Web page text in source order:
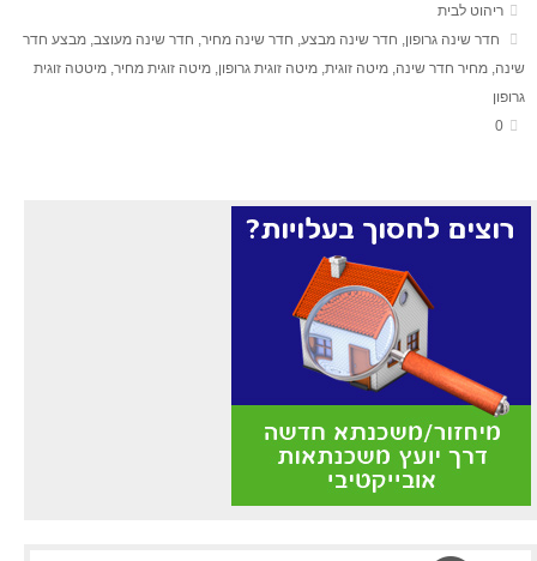
ריהוט לבית
חדר שינה גרופון חדר שינה מבצע, חדר שינה מחיר, חדר שינה מעוצב, מבצע חדר
שינה מחיר חדר שינה מיטה זוגית מיטה זוגית גרופון מיטה זוגית מחיר מיטטה זוגית
גרופון
0